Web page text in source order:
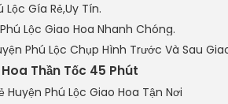
Gía Rẻ,Uy Tín.
Lộc Giao Hoa Nhanh Chóng.
Phú Lộc Chụp Hình Trước Và Sau
Thần Tốc 45 Phút
Phú Lộc Giao Hoa Tận Nơi